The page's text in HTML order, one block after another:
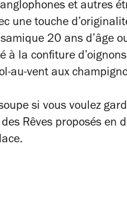
et autres
une touche
20 ans d’âge
à la confiture
au-vent aux
si vous voulez
Rêves proposés en